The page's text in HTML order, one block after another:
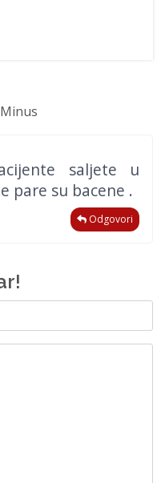
Minus
saljete u
pare su bacene .
Odgovori